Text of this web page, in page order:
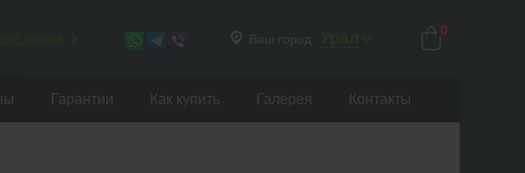
Ваш город
0
Гарантии Как купить Галерея Контакты